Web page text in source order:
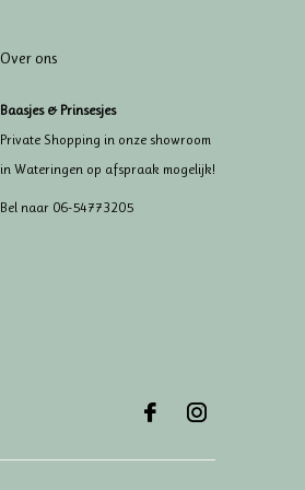
Over ons
Baasjes & Prinsesjes
Private Shopping in onze showroom
in Wateringen op afspraak mogelijk!
Bel naar 06-54773205